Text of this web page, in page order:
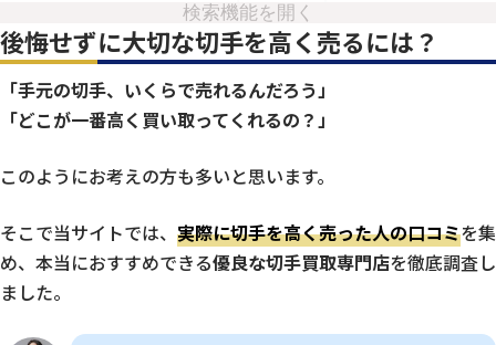
検索機能を開く
後悔せずに大切な切手を高く売るには？
「手元の切手、いくらで売れるんだろう」
「どこが一番高く買い取ってくれるの？」
このようにお考えの方も多いと思います。
そこで当サイトでは、 実際に切手を高く売った人の口コミを集
め、本当におすすめできる優良な切手買取専門店を徹底調査し
ました。